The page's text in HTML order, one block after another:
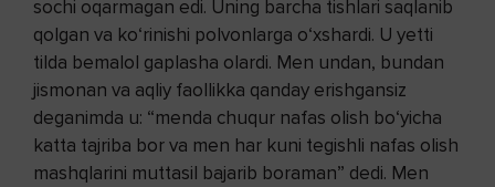
sochi oqarmagan edi. Uning barcha tishlari saqlanib
qolgan va ko‘rinishi polvonlarga o‘xshardi. U yetti
tilda bemalol gaplasha olardi. Men undan, bundan
jismonan va aqliy faollikka qanday erishgansiz
deganimda u: “menda chuqur nafas olish bo‘yicha
katta tajriba bor va men har kuni tegishli nafas olish
mashqlarini muttasil bajarib boraman” dedi. Men